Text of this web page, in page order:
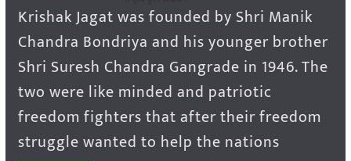
Krishak Jagat was founded by Shri Manik
Chandra Bondriya and his younger brother
Shri Suresh Chandra Gangrade in 1946. The
two were like minded and patriotic
freedom fighters that after their freedom
struggle wanted to help the nations